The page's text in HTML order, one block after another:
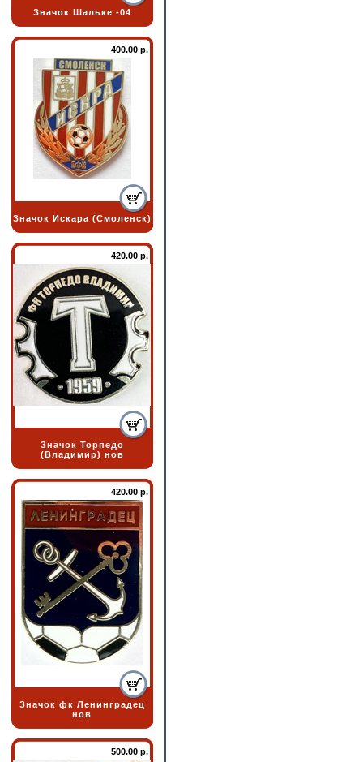
Значок Шальке -04
400.00 р.
Значок Искара (Смоленск)
420.00 р.
Значок Торпедо
(Владимир) нов
420.00 р.
Значок фк Ленинградец
нов
500.00 р.